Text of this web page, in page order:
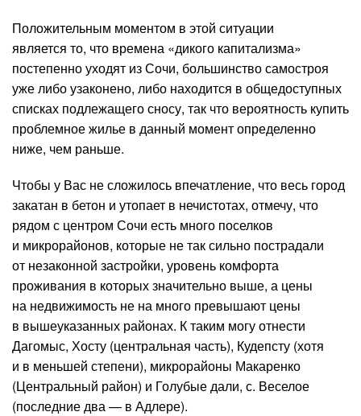
Положительным моментом в этой ситуации
является то, что времена «дикого капитализма»
постепенно уходят из Сочи, большинство самостроя
уже либо узаконено, либо находится в общедоступных
списках подлежащего сносу, так что вероятность купить
проблемное жилье в данный момент определенно
ниже, чем раньше.
Чтобы у Вас не сложилось впечатление, что весь город
закатан в бетон и утопает в нечистотах, отмечу, что
рядом с центром Сочи есть много поселков
и микрорайонов, которые не так сильно пострадали
от незаконной застройки, уровень комфорта
проживания в которых значительно выше, а цены
на недвижимость не на много превышают цены
в вышеуказанных районах. К таким могу отнести
Дагомыс, Хосту (центральная часть), Кудепсту (хотя
и в меньшей степени), микрорайоны Макаренко
(Центральный район) и Голубые дали, с. Веселое
(последние два — в Адлере).